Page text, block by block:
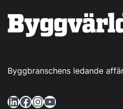
Byggbranschens ledande
LinkedIn Facebook InstagramYouTube